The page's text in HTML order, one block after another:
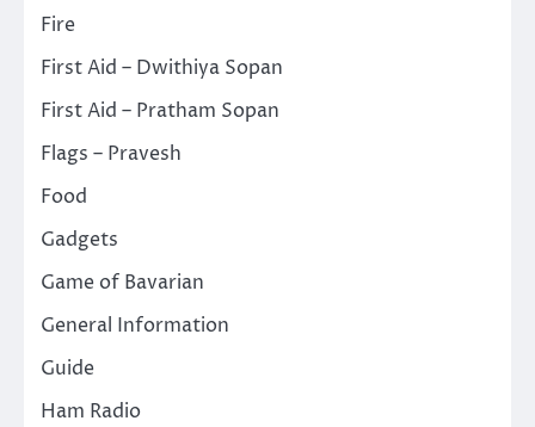
Fire
First Aid – Dwithiya Sopan
First Aid – Pratham Sopan
Flags – Pravesh
Food
Gadgets
Game of Bavarian
General Information
Guide
Ham Radio